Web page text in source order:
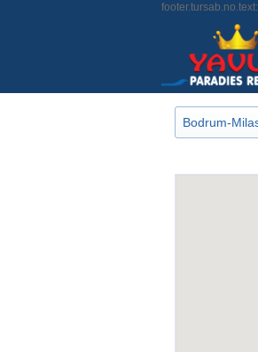
footer.tursab.no.text: